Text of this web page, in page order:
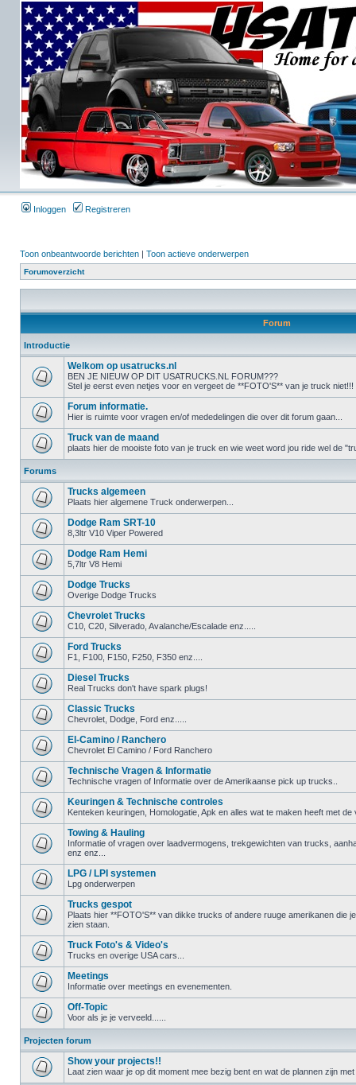
Inloggen Registreren
Toon onbeantwoorde berichten | Toon actieve onderwerpen
Forumoverzicht
Forum
Introductie
Welkom op usatrucks.nl
BEN JE NIEUW OP DIT USATRUCKS.NL FORUM???
Stel je eerst even netjes voor en vergeet de **FOTO'S** van je truck niet!!!
Forum informatie.
Hier is ruimte voor vragen en/of mededelingen die over dit forum gaan...
Truck van de maand
plaats hier de mooiste foto van je truck en wie weet word jou ride wel de
Forums
Trucks algemeen
Plaats hier algemene Truck onderwerpen...
Dodge Ram SRT-10
8,3ltr V10 Viper Powered
Dodge Ram Hemi
5,7ltr V8 Hemi
Dodge Trucks
Overige Dodge Trucks
Chevrolet Trucks
C10, C20, Silverado, Avalanche/Escalade enz.....
Ford Trucks
F1, F100, F150, F250, F350 enz....
Diesel Trucks
Real Trucks don't have spark plugs!
Classic Trucks
Chevrolet, Dodge, Ford enz.....
El-Camino / Ranchero
Chevrolet El Camino / Ford Ranchero
Technische Vragen & Informatie
Technische vragen of Informatie over de Amerikaanse pick up trucks..
Keuringen & Technische controles
Kenteken keuringen, Homologatie, Apk en alles wat te maken heeft met
Towing & Hauling
Informatie of vragen over laadvermogens, trekgewichten van trucks,
enz enz...
LPG / LPI systemen
Lpg onderwerpen
Trucks gespot
Plaats hier **FOTO'S** van dikke trucks of andere ruuge amerikanen die
zien staan.
Truck Foto's & Video's
Trucks en overige USA cars...
Meetings
Informatie over meetings en evenementen.
Off-Topic
Voor als je je verveeld......
Projecten forum
Show your projects!!
Laat zien waar je op dit moment mee bezig bent en wat de plannen zijn